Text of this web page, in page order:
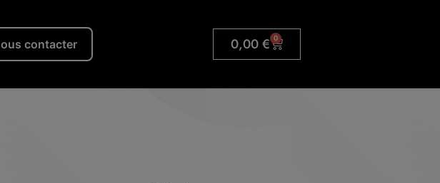
contacter 0,00€ 0